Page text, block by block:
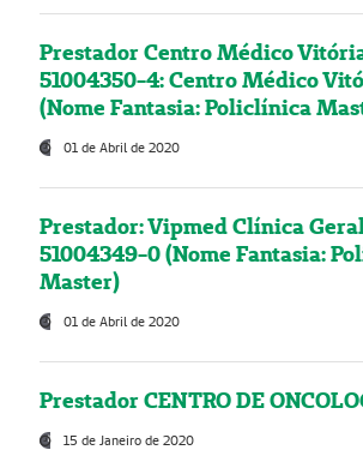
Prestador Centro Médico
51004350-4: Centro Médico
(Nome Fantasia: Policlínica
01 de Abril de 2020
Prestador: Vipmed Clínica
51004349-0 (Nome Fantasia:
Master)
01 de Abril de 2020
Prestador CENTRO DE
15 de Janeiro de 2020